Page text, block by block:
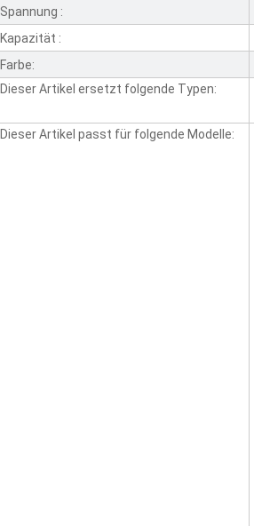
Spannung :
Kapazität :
Farbe:
Dieser Artikel ersetzt folgende Typen:
Dieser Artikel passt für folgende Modelle: